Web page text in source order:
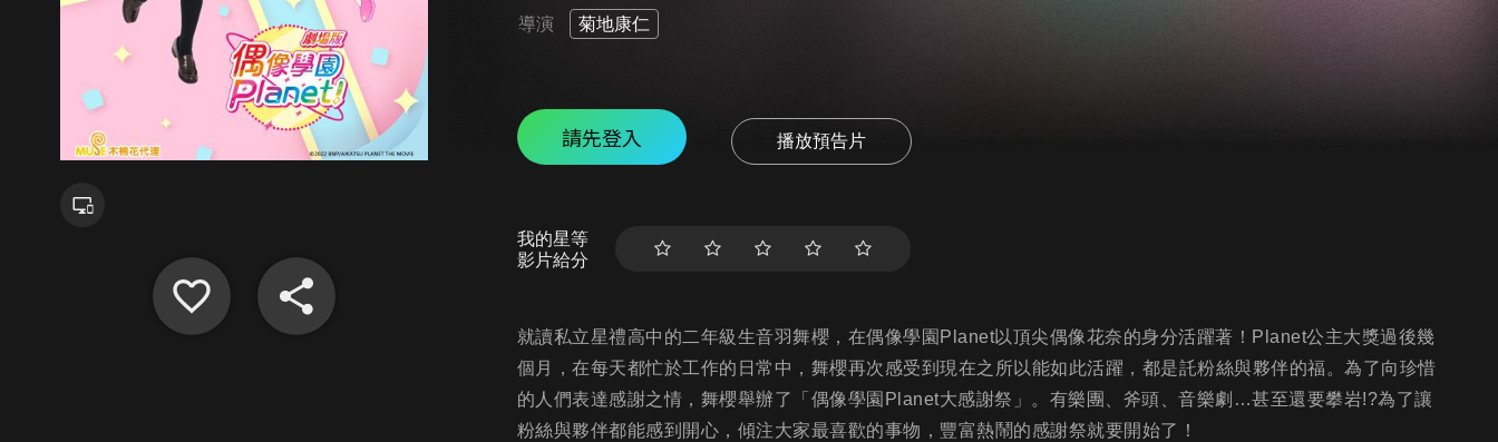
導演 菊地康仁
請先登入 播放預告片
我的星等
影片給分
就讀私立星禮高中的二年級生音羽舞櫻，在偶像學園Planet以頂尖偶像花奈的身分活躍著！Planet公主大獎過後幾
個月，在每天都忙於工作的日常中，舞櫻再次感受到現在之所以能如此活躍，都是託粉絲與夥伴的福。為了向珍惜
的人們表達感謝之情，舞櫻舉辦了「偶像學園Planet大感謝祭」。有樂團、斧頭、音樂劇…甚至還要攀岩!?為了讓
粉絲與夥伴都能感到開心，傾注大家最喜歡的事物，豐富熱鬧的感謝祭就要開始了！